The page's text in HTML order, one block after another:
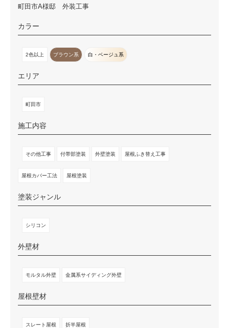
町田市A様邸 外装工事
カラー
2色以上 ブラウン系 白・ベージュ系
エリア
町田市
施工内容
その他工事 付帯部塗装 外壁塗装 屋根ふき替え工事
屋根カバー工法 屋根塗装
塗装ジャンル
シリコン
外壁材
モルタル外壁 金属系サイディング外壁
屋根壁材
スレート屋根 折半屋根